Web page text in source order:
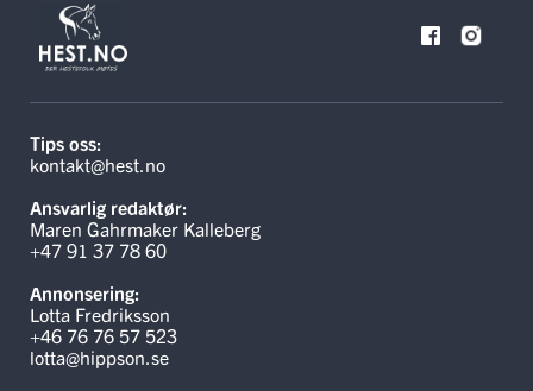
Tips oss:
kontakt@hest.no
Ansvarlig redaktør:
Maren Gahrmaker Kalleberg
+47 91 37 78 60
Annonsering:
Lotta Fredriksson
+46 76 76 57 523
lotta@hippson.se